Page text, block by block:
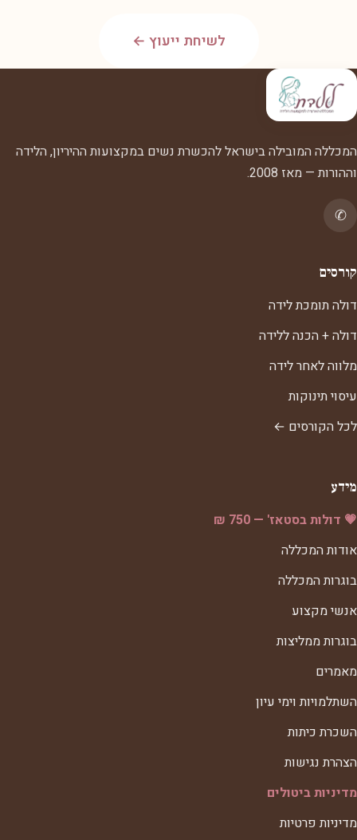
לשיחת ייעוץ ←
המכללה המובילה בישראל להכשרת נשים במקצועות ההיריון, הלידה
וההורות — מאז 2008.
✆
קורסים
דולה תומכת לידה
דולה + הכנה ללידה
מלווה לאחר לידה
עיסוי תינוקות
לכל הקורסים ←
מידע
💗 דולות בסטאז' — 750 ₪
אודות המכללה
בוגרות המכללה
אנשי מקצוע
בוגרות ממליצות
מאמרים
השתלמויות וימי עיון
השכרת כיתות
הצהרת נגישות
מדיניות ביטולים
מדיניות פרטיות